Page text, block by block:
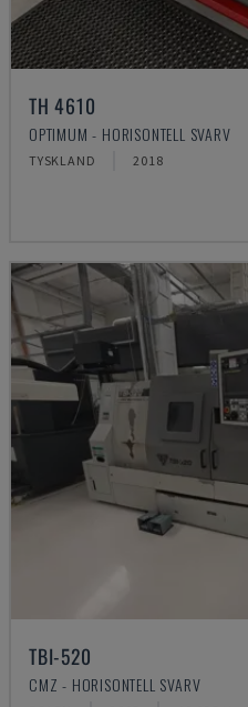
TH 4610
OPTIMUM - HORISONTELL SVARV
TYSKLAND 2018
TBI-520
CMZ - HORISONTELL SVARV